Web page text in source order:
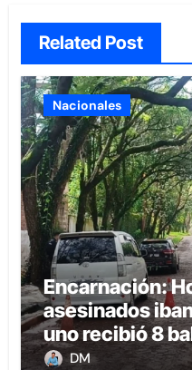
Related Post
Nacionales
Encarnación:
asesinados
uno recibió 8
la boca
DM